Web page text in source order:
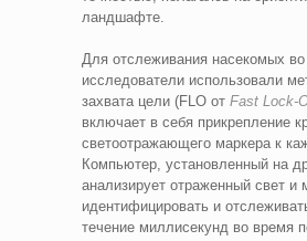
ландшафте.
Для отслеживания насекомых
исследователи использовали
захвата цели (FLO от Fast Lock-
включает в себя прикрепление
светоотражающего маркера к
Компьютер, установленный на
анализирует отраженный свет и
идентифицировать и
течение миллисекунд во время